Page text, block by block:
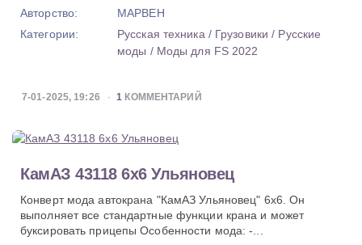
Авторство:
MAPBEH
Категории:
Русская техника/ Грузовики / Русские
моды / Моды для FS 2022
7-01-2025, 19:26 1 КОММЕНТАРИЙ
КамАЗ 43118 6x6 Ульяновец
Конверт мода автокрана "КамАЗ Ульяновец" 6x6. Он
выполняет все стандартные функции крана и может
буксировать прицепы Особенности мода: -...